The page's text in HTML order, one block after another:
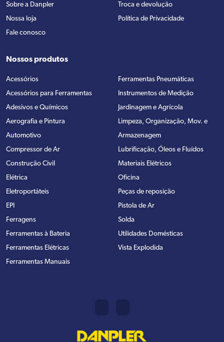
Sobre a Danpler
Nossa loja
Fale conosco
Troca e devolução
Política de Privacidade
Nossos produtos
Acessórios
Acessórios para Ferramentas
Adesivos e Químicos
Aerografia e Pintura
Automotivo
Compressor de Ar
Construção Civil
Elétrica
Eletroportáteis
EPI
Ferragens
Ferramentas à Bateria
Ferramentas Elétricas
Ferramentas Manuais
Ferramentas Pneumáticas
Instrumentos de Medição
Jardinagem e Agrícola
Limpeza, Organização, Mov. e
Armazenagem
Lubrificação, Óleos e Fluídos
Materiais Elétricos
Oficina
Peças de reposição
Pistola de Ar
Solda
Utilidades Domésticas
Vista Explodida